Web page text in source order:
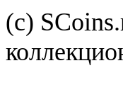
(с)